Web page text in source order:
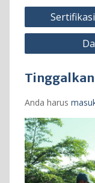
Navigasi
pos
Anda harus